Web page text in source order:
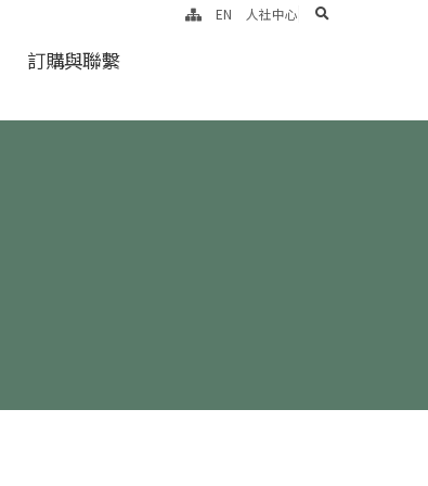
訂購與聯繫
EN 人社中心 search